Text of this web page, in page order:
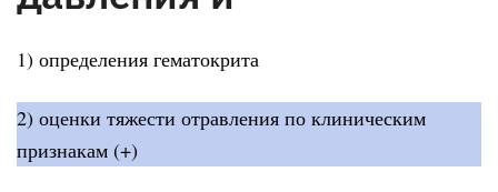
1) определения гематокрита
2) оценки тяжести отравления по клиническим
признакам (+)